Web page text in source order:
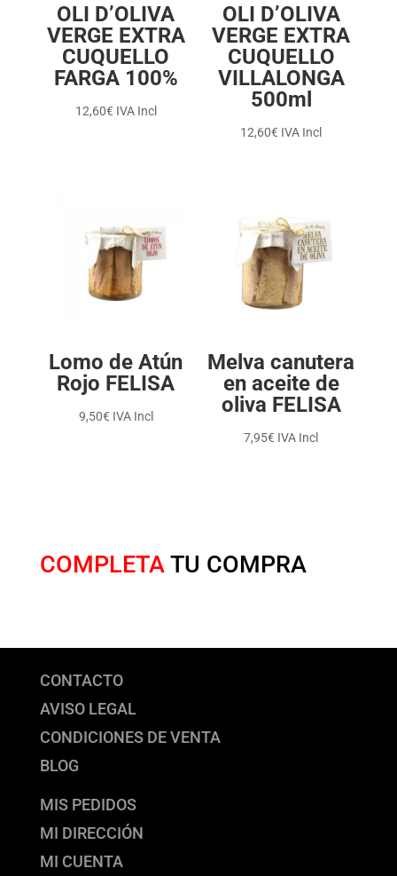
OLI D’OLIVA
VERGE EXTRA
CUQUELLO
FARGA 100%
12,60€ IVA Incl
OLI D’OLIVA
VERGE EXTRA
CUQUELLO
VILLALONGA
500ml
12,60€ IVA Incl
Lomo de Atún
Rojo FELISA
9,50€ IVA Incl
Melva canutera
en aceite de
oliva FELISA
7,95€ IVA Incl
COMPLETATU COMPRA
CONTACTO
AVISO LEGAL
CONDICIONES DE VENTA
BLOG
MIS PEDIDOS
MI DIRECCIÓN
MI CUENTA